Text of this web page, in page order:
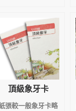
頂級象牙卡
張較一般象牙卡略